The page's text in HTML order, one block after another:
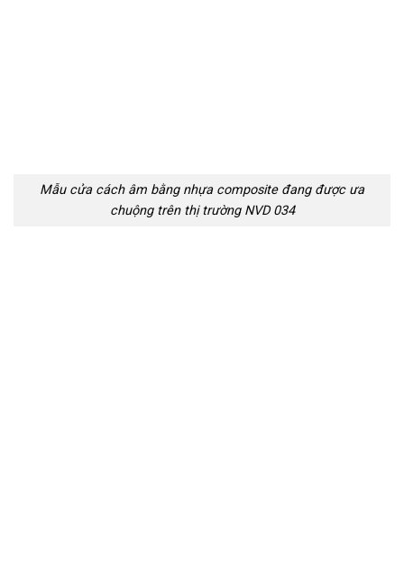
Mẫu cửa cách âm bằng nhựa composite đang được ưa
chuộng trên thị trường NVD 034